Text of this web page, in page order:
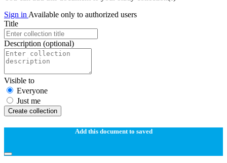
Sign in Available only to authorized users
Title
Description (optional)
Visible to
Everyone
Just me
Create collection
Add this document to saved